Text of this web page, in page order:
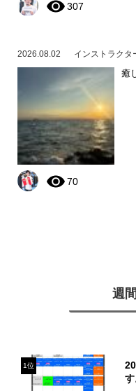
307
2026.08.02 インストラクタ
癒
70
週
1位
す